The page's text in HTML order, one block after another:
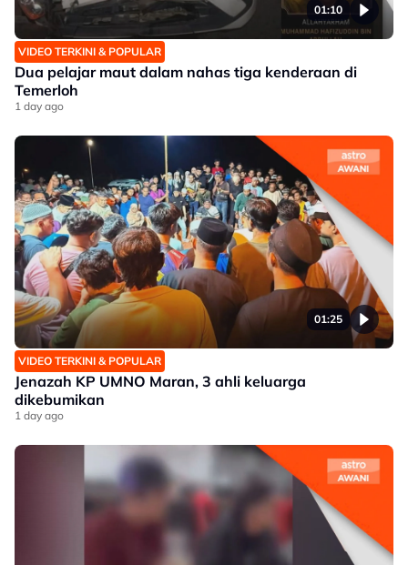
01:10
VIDEO TERKINI & POPULAR
Dua pelajar maut dalam nahas tiga kenderaan di
Temerloh
1 day ago
01:25
VIDEO TERKINI & POPULAR
Jenazah KP UMNO Maran, 3 ahli keluarga
dikebumikan
1 day ago